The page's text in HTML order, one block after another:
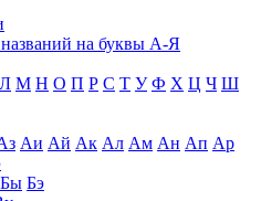
на буквы А-Я
Л М Н О П Р С Т У Ф Х Ц Ч Ш
Аи Ай Ак Ал Ам Ан Ап Ар
Бы Бэ